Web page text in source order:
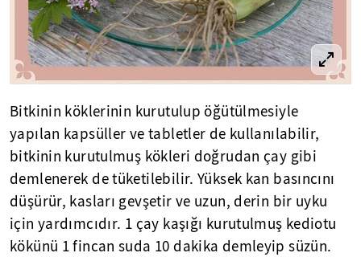
Bitkinin köklerinin kurutulup öğütülmesiyle
yapılan kapsüller ve tabletler de kullanılabilir,
bitkinin kurutulmuş kökleri doğrudan çay gibi
demlenerek de tüketilebilir. Yüksek kan basıncını
düşürür, kasları gevşetir ve uzun, derin bir uyku
için yardımcıdır. 1 çay kaşığı kurutulmuş kediotu
kökünü 1 fincan suda 10 dakika demleyip süzün.